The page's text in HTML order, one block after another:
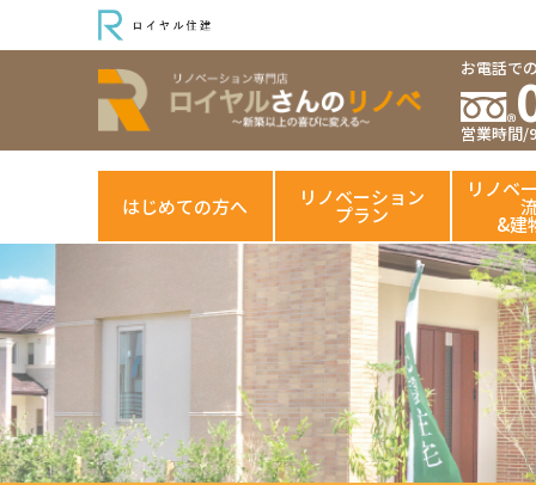
お電話で
営業時間/
はじめての方へ リノベーション
プラン
リノベ
&建